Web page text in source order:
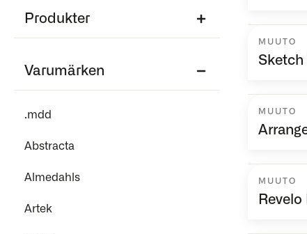
Produkter
Varumärken
.mdd
Abstracta
Almedahls
Artek
MUUTO
Sketch
MUUTO
MUUTO
Revelo